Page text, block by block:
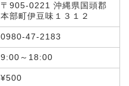
〒905-0221 沖縄県国頭郡
本部町伊豆味１３１２
0980-47-2183
9:00～18:00
¥500